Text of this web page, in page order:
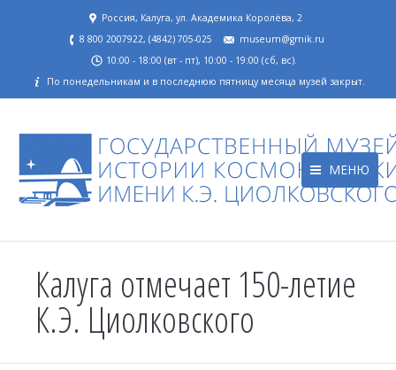
Россия, Калуга, ул. Академика Королёва, 2
8 800 2007922, (4842) 705-025
museum@gmik.ru
10:00 - 18:00 (вт - пт), 10:00 - 19:00 (сб, вс).
По понедельникам и в последнюю пятницу месяца музей закрыт.
МЕНЮ
Калуга отмечает 150-летие
К.Э. Циолковского